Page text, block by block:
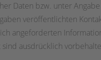
Daten bzw. unter
veröffentlichten
angeforderten
ausdrücklich